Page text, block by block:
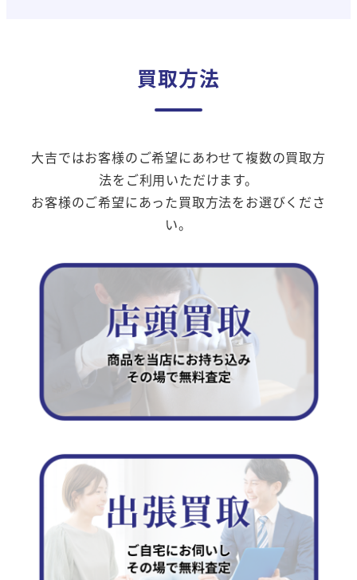
買取方法
大吉ではお客様のご希望にあわせて複数の買取方
法をご利用いただけます。
お客様のご希望にあった買取方法をお選びくださ
い。